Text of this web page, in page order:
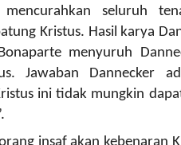
seluruh
Kristus. Hasil karya
menyuruh
Jawaban Dannecker
ini tidak mungkin